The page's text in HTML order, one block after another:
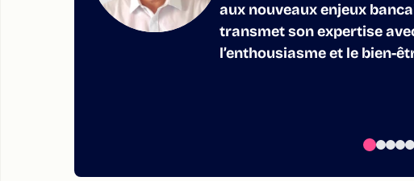
aux nouveaux enjeux
transmet son expertise
l’enthousiasme et le bien-